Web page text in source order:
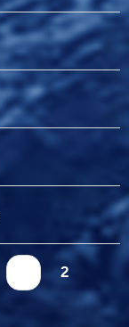
2